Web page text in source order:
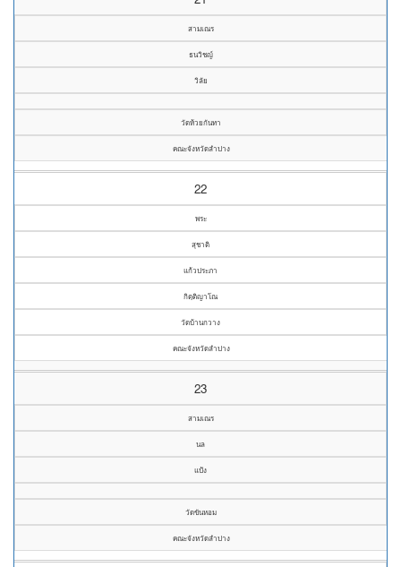
สามเณร
ธนวิชญ์
วิลัย
วัดห้วยกันทา
คณะจังหวัดลำปาง
22
พระ
สุชาติ
แก้วประภา
กิตฺติญาโณ
วัดบ้านกวาง
คณะจังหวัดลำปาง
23
สามเณร
นล
แป้ง
วัดขันหอม
คณะจังหวัดลำปาง